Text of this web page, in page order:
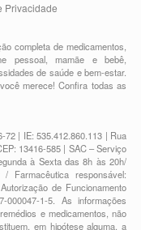
Privacidade
completa demedicamentos
pessoal,mamãe e bebê
de saúde e bem-estar.
merece!Confira todas as
72 | IE: 535.412.860.113 | Rua
13416-585 | SAC – Serviço
à Sexta das 8h às 20h/
/ Farmacêutica responsável:
de Funcionamento
000047-1-5. As informações
e medicamentos, não
em hipótese alguma, a